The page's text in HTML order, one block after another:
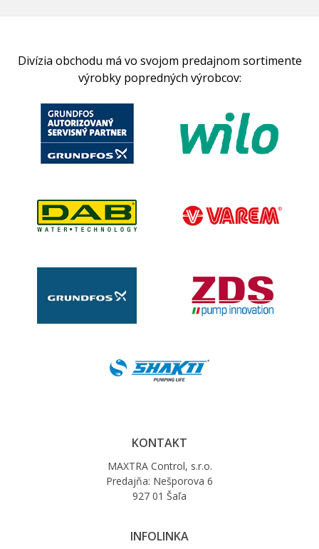
Divízia obchodu má vo svojom predajnom sortimente
výrobky popredných výrobcov:
KONTAKT
MAXTRA Control, s.r.o.
Predajňa: Nešporova 6
927 01 Šaľa
INFOLINKA